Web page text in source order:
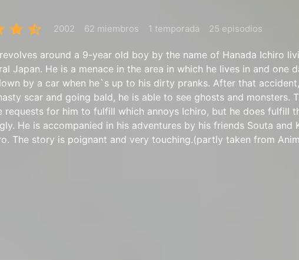
2002 62 miembros 1 temporada 25 episodios
around a 9-year old boy by the name of Hanada Ichiro
Japan. He is a menace in the area in which he lives in and one
by a car when he`s up to his dirty pranks. After that
scar and going bald, he is able to see ghosts and monsters.
requests for him to fulfill which annoys Ichiro, but he does fulfill
He is accompanied in his adventures by his friends Souta and
The story is poignant and very touching.(partly taken from